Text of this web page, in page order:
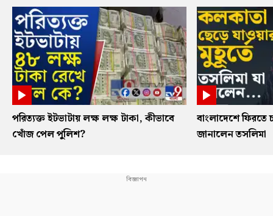
পরিত্যক্ত ইটভাটায় লক্ষ লক্ষ টাকা, কীভাবে
খোঁজ পেল পুলিশ?
বাংলাদেশে ফিরতে
জানালেন তসলিমা